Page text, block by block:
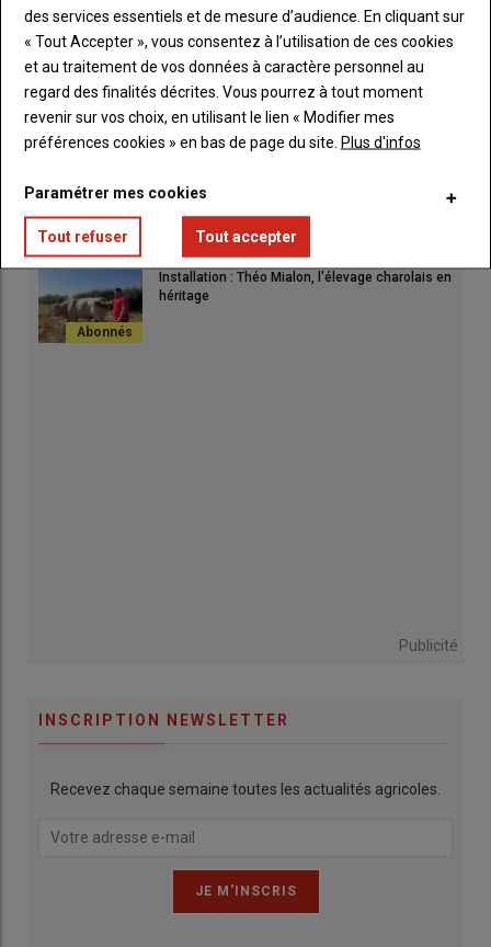
Portrait Mickaël Clarissou : l’éleveur limousin
qui sculpte l’avenir de son troupeau
l’intérêt des réserves d’eau collinaires
Installation : Théo Mialon, l'élevage charolais en
héritage
Publicité
INSCRIPTION NEWSLETTER
Recevez chaque semaine toutes les actualités agricoles.
des services essentiels et de mesure d’audience. En cliquant sur
« Tout Accepter », vous consentez à l’utilisation de ces cookies
et au traitement de vos données à caractère personnel au
regard des finalités décrites. Vous pourrez à tout moment
revenir sur vos choix, en utilisant le lien « Modifier mes
préférences cookies » en bas de page du site. Plus d'infos
Paramétrer mes cookies
Tout refuser Tout accepter